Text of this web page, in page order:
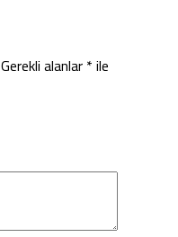
Gerekli alanlar*ile